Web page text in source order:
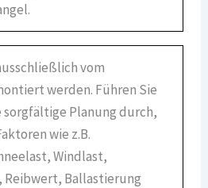
vom
werden. Führen Sie
Planung durch,
wie z.B.
Windlast,
Reibwert, Ballastierung